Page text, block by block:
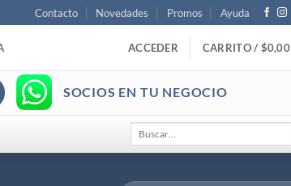
Contacto Novedades Promos Ayuda
ACCEDER CARRITO / $0,00
SOCIOS EN TU NEGOCIO
por: